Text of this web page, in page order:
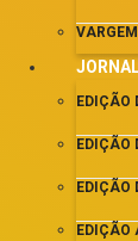
EDIÇÃO
EDIÇÃO
EDIÇÃO
EDIÇÃO